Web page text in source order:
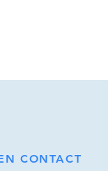
CONTACT
CONTACT